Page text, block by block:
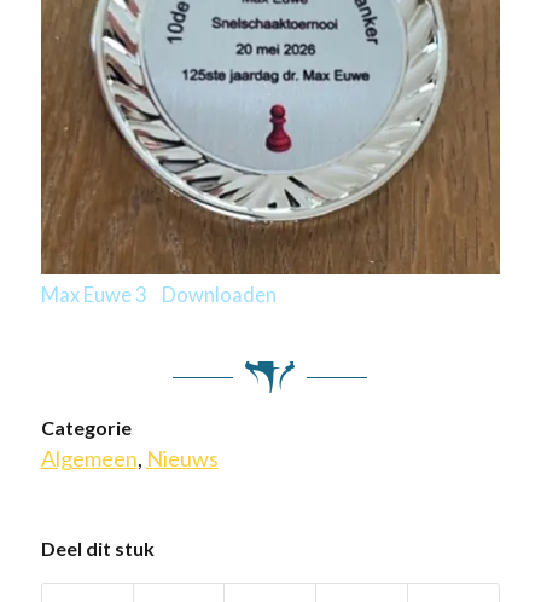
Max Euwe 3 Downloaden
Categorie
Algemeen, Nieuws
Deel dit stuk